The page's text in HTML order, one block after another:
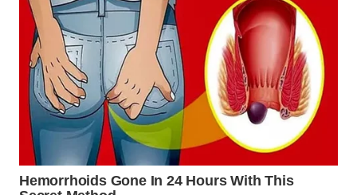
WAHANA
TRAVEL
WAHANA
TV
WAHANANEWS
WAHANANEWS